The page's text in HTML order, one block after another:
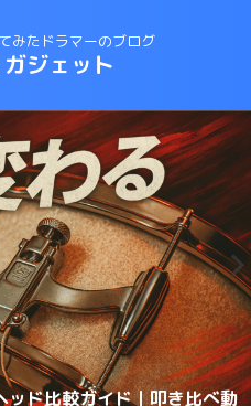
みたドラマーのブログ
ジェット
び方と比較｜カノウプスス
ド比較ガイド｜叩き比べ動
スト・教則本はコレしかな
に挑戦する方法！おすすめ
ヘッド交換で音が変わるの
こだわる〜スナッピーで音
スドラムの練習に最適なテ
ドラムを叩いてみた 練習